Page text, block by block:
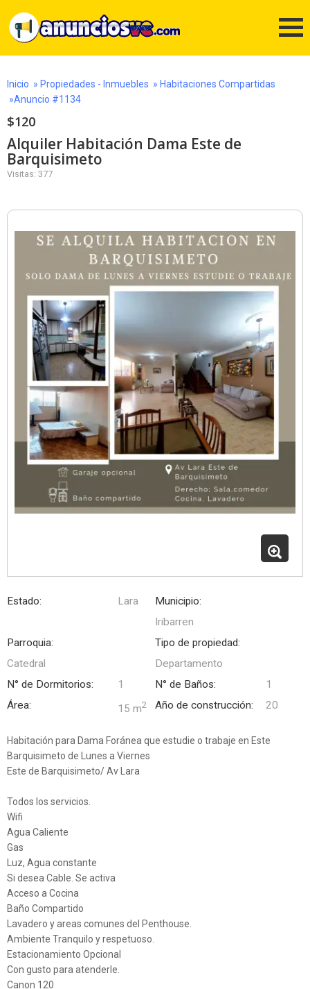
Inicio » Propiedades - Inmuebles » Habitaciones Compartidas
»Anuncio #1134
$120
Alquiler Habitación Dama Este de
Barquisimeto
Visitas: 377
Estado: Lara
Municipio:
Iribarren
Parroquia:
Catedral
Tipo de propiedad:
Departamento
N° de Dormitorios:
1 N° de Baños:
1
Área:
15 m2 Año de construcción: 20
Habitación para Dama Foránea que estudie o trabaje en Este
Barquisimeto de Lunes a Viernes
Este de Barquisimeto/ Av Lara
Todos los servicios.
Wifi
Agua Caliente
Gas
Luz, Agua constante
Si desea Cable. Se activa
Acceso a Cocina
Baño Compartido
Lavadero y areas comunes del Penthouse.
Ambiente Tranquilo y respetuoso.
Estacionamiento Opcional
Con gusto para atenderle.
Canon 120